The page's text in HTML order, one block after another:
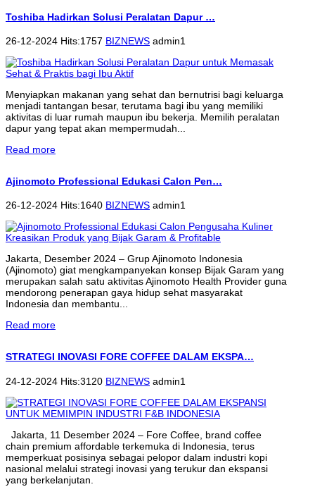
Toshiba Hadirkan Solusi Peralatan Dapur …
26-12-2024 Hits:1757 BIZNEWS admin1
Menyiapkan makanan yang sehat dan bernutrisi bagi keluarga
menjadi tantangan besar, terutama bagi ibu yang memiliki
aktivitas di luar rumah maupun ibu bekerja. Memilih peralatan
dapur yang tepat akan mempermudah...
Read more
Ajinomoto Professional Edukasi Calon Pen…
26-12-2024 Hits:1640 BIZNEWS admin1
Jakarta, Desember 2024 – Grup Ajinomoto Indonesia
(Ajinomoto) giat mengkampanyekan konsep Bijak Garam yang
merupakan salah satu aktivitas Ajinomoto Health Provider guna
mendorong penerapan gaya hidup sehat masyarakat
Indonesia dan membantu...
Read more
STRATEGI INOVASI FORE COFFEE DALAM EKSPA…
24-12-2024 Hits:3120 BIZNEWS admin1
Jakarta, 11 Desember 2024 – Fore Coffee, brand coffee
chain premium affordable terkemuka di Indonesia, terus
memperkuat posisinya sebagai pelopor dalam industri kopi
nasional melalui strategi inovasi yang terukur dan ekspansi
yang berkelanjutan.